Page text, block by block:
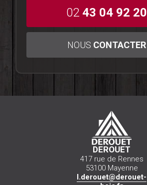
02 43 04 92 20
NOUS CONTACTER
DEROUET
417 rue de Rennes
53100 Mayenne
l.derouet@derouet-